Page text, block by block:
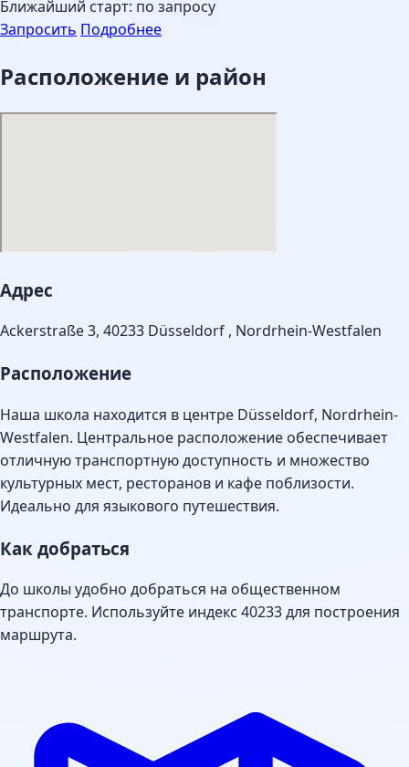
Ближайший старт: по запросу
Запросить Подробнее
Расположение и район
Адрес
Ackerstraße 3, 40233 Düsseldorf , Nordrhein-Westfalen
Расположение
Наша школа находится в центре Düsseldorf, Nordrhein-
Westfalen. Центральное расположение обеспечивает
отличную транспортную доступность и множество
культурных мест, ресторанов и кафе поблизости.
Идеально для языкового путешествия.
Как добраться
До школы удобно добраться на общественном
транспорте. Используйте индекс 40233 для построения
маршрута.